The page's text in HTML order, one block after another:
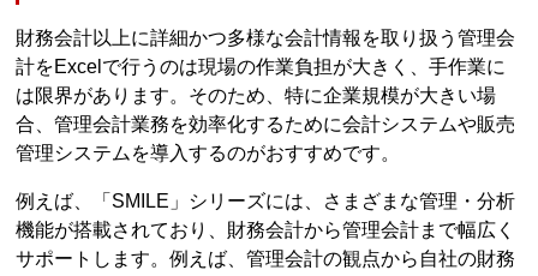
財務会計以上に詳細かつ多様な会計情報を取り扱う管理会
計をExcelで行うのは現場の作業負担が大きく、手作業に
は限界があります。そのため、特に企業規模が大きい場
合、管理会計業務を効率化するために会計システムや販売
管理システムを導入するのがおすすめです。
例えば、「SMILE」シリーズには、さまざまな管理・分析
機能が搭載されており、財務会計から管理会計まで幅広く
サポートします。例えば、管理会計の観点から自社の財務